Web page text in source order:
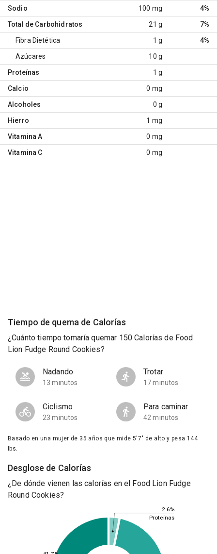
Sodio 100 mg 4%
Total de Carbohidratos 21 g 7%
Fibra Dietética 1 g 4%
Azúcares 10 g
Proteínas 1 g
Calcio 0 mg
Alcoholes 0 g
Hierro 1 mg
Vitamina A 0 mg
Vitamina C 0 mg
Tiempo de quema de Calorías
¿Cuánto tiempo tomaría quemar 150 Calorías de Food
Lion Fudge Round Cookies?
Nadando
13 minutos
Trotar
17 minutos
Ciclismo
23 minutos
Para caminar
42 minutos
Basado en una mujer de 35 años que mide 5'7" de alto y pesa 144
lbs.
Desglose de Calorías
¿De dónde vienen las calorías en el Food Lion Fudge
Round Cookies?
2.6%
Proteínas